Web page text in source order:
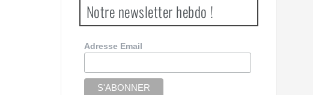
Notre newsletter hebdo !
Adresse Email